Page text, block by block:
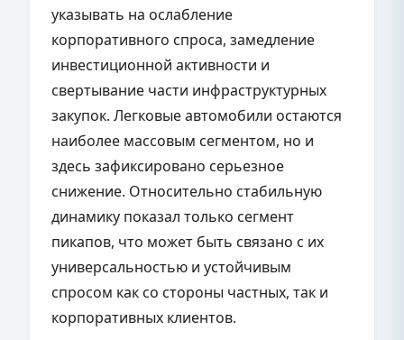
указывать на ослабление
корпоративного спроса, замедление
инвестиционной активности и
свертывание части инфраструктурных
закупок. Легковые автомобили остаются
наиболее массовым сегментом, но и
здесь зафиксировано серьезное
снижение. Относительно стабильную
динамику показал только сегмент
пикапов, что может быть связано с их
универсальностью и устойчивым
спросом как со стороны частных, так и
корпоративных клиентов.